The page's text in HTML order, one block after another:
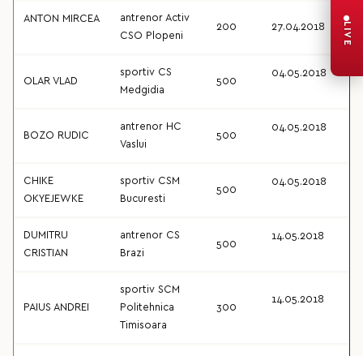
ANTON MIRCEA
antrenor Activ
CSO Plopeni
200 27.04.2018
OLAR VLAD
sportiv CS
Medgidia
500
04.05.2018
BOZO RUDIC
antrenor HC
Vaslui
500
04.05.2018
CHIKE
OKYEJEWKE
sportiv CSM
Bucuresti
500
04.05.2018
DUMITRU
CRISTIAN
antrenor CS
Brazi
500
14.05.2018
PAIUS ANDREI
sportiv SCM
Politehnica
Timisoara
300
14.05.2018
LIVE